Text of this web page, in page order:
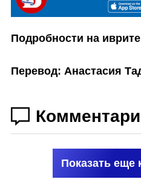
Подробности на
Перевод: Анастасия
Показать еще